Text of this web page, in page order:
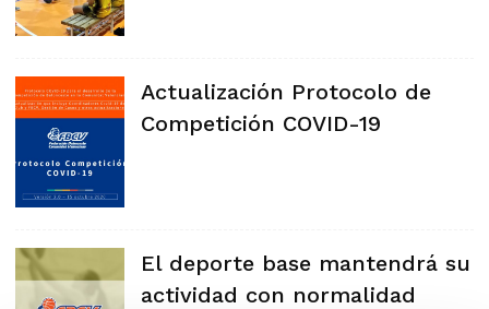
Actualización Protocolo de
Competición COVID-19
El deporte base mantendrá su
actividad con normalidad